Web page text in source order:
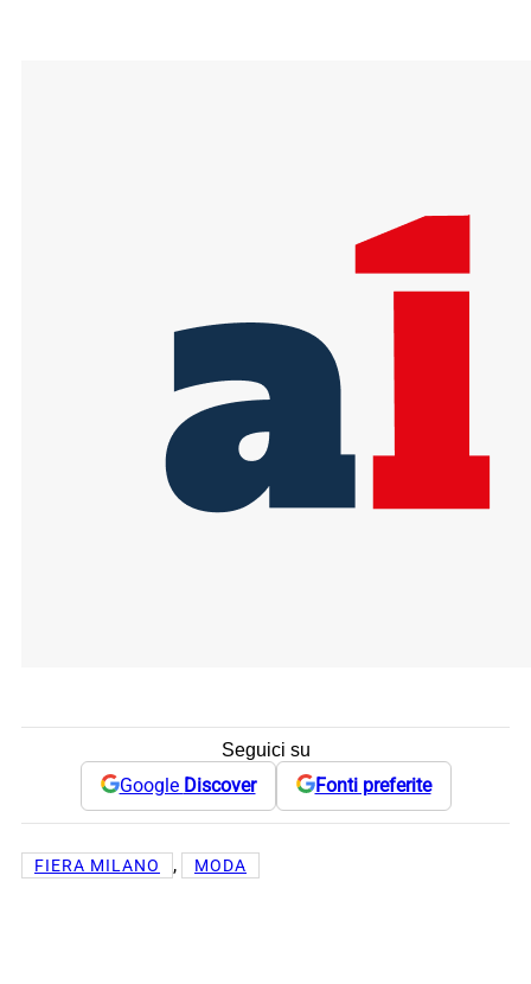
Seguici su
Google Discover Fonti preferite
FIERA MILANO , MODA